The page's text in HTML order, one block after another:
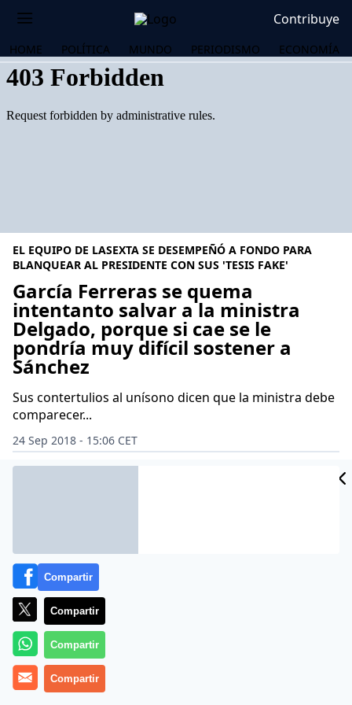
Contribuye
HOME POLÍTICA MUNDO PERIODISMO ECONOMÍA
EL EQUIPO DE LASEXTA SE DESEMPEÑÓ A FONDO PARA
BLANQUEAR AL PRESIDENTE CON SUS 'TESIS FAKE'
García Ferreras se quema
intentanto salvar a la ministra
Delgado, porque si cae se le
pondría muy difícil sostener a
Sánchez
Sus contertulios al unísono dicen que la ministra debe
comparecer...
24 Sep 2018 - 15:06 CET
Archivado en: ANTONIO GARCÍA FERRERAS BALTASAR
Compartir
Compartir
Compartir
Compartir